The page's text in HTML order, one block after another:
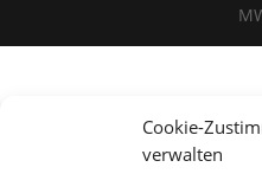
Cookie-
verwalten
Alle Preise inkl.
Vertrag